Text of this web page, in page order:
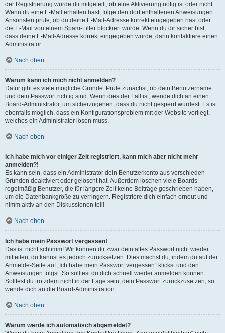
der Registrierung wurde dir mitgeteilt, ob eine Aktivierung nötig ist oder nicht.
Wenn du eine E-Mail erhalten hast, folge den dort enthaltenen Anweisungen.
Ansonsten prüfe, ob du deine E-Mail-Adresse korrekt eingegeben hast oder
die E-Mail von einem Spam-Filter blockiert wurde. Wenn du dir sicher bist,
dass deine E-Mail-Adresse korrekt eingegeben wurde, dann kontaktiere einen
Administrator.
Nach oben
Warum kann ich mich nicht anmelden?
Dafür gibt es viele mögliche Gründe. Prüfe zunächst, ob dein Benutzername
und dein Passwort richtig sind. Wenn dies der Fall ist, wende dich an einen
Board-Administrator, um sicherzugehen, dass du nicht gesperrt wurdest. Es ist
ebenfalls möglich, dass ein Konfigurationsproblem mit der Website vorliegt,
welches ein Administrator lösen muss.
Nach oben
Ich habe mich vor einiger Zeit registriert, kann mich aber nicht mehr
anmelden?!
Es kann sein, dass ein Administrator dein Benutzerkonto aus verschieden
Gründen deaktiviert oder gelöscht hat. Außerdem löschen viele Boards
regelmäßig Benutzer, die für längere Zeit keine Beiträge geschrieben haben,
um die Datenbankgröße zu verringern. Registriere dich einfach erneut und
nimm aktiv an den Diskussionen teil!
Nach oben
Ich habe mein Passwort vergessen!
Das ist nicht schlimm! Wir können dir zwar dein altes Passwort nicht wieder
mitteilen, du kannst es jedoch zurücksetzen. Dies machst du, indem du auf der
Anmelde-Seite auf „Ich habe mein Passwort vergessen“ klickst und den
Anweisungen folgst. So solltest du dich schnell wieder anmelden können.
Solltest du trotzdem nicht in der Lage sein, dein Passwort zurückzusetzen, so
wende dich an die Board-Administration.
Nach oben
Warum werde ich automatisch abgemeldet?